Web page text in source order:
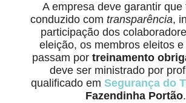
A empresa deve garantir que
conduzido com transparência,
participação dos
eleição, os membros eleitos
passam por treinamento
deve ser ministrado por
qualificado em Segurança do
Fazendinha Portão.